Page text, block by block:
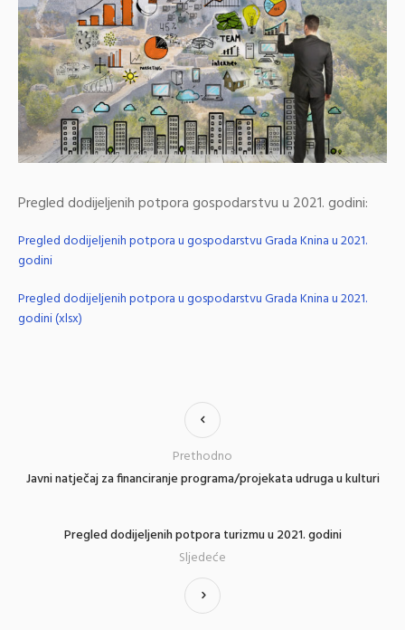
Pregled dodijeljenih potpora gospodarstvu u 2021. godini:
Pregled dodijeljenih potpora u gospodarstvu Grada Knina u 2021.
godini
Pregled dodijeljenih potpora u gospodarstvu Grada Knina u 2021.
godini (xlsx)
Javni natječaj za financiranje programa/projekata udruga u kulturi
Prethodno
Pregled dodijeljenih potpora turizmu u 2021. godini
Sljedeće